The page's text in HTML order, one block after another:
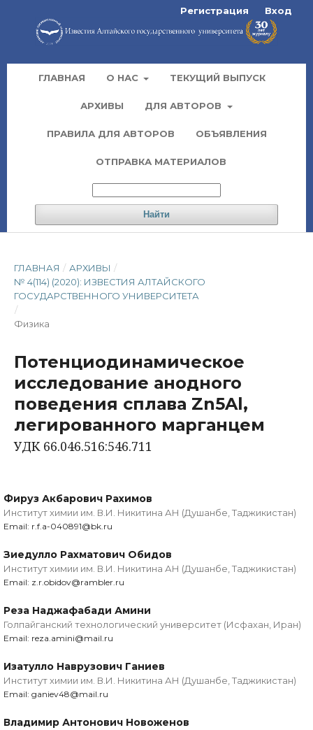
ГЛАВНАЯ О НАС ТЕКУЩИЙ ВЫПУСК
АРХИВЫ ДЛЯ АВТОРОВ
ПРАВИЛА ДЛЯ АВТОРОВ ОБЪЯВЛЕНИЯ
ОТПРАВКА МАТЕРИАЛОВ
Найти
Регистрация Вход
ГЛАВНАЯ / АРХИВЫ /
№ 4(114) (2020): ИЗВЕСТИЯ АЛТАЙСКОГО
ГОСУДАРСТВЕННОГО УНИВЕРСИТЕТА
/
Физика
Потенциодинамическое
исследование анодного
поведения сплава Zn5Al,
легированного марганцем
УДК 66.046.516:546.711
Фируз Акбарович Рахимов
Институт химии им. В.И. Никитина АН (Душанбе, Таджикистан)
Email: r.f.a-040891@bk.ru
Зиедулло Рахматович Обидов
Институт химии им. В.И. Никитина АН (Душанбе, Таджикистан)
Email: z.r.obidov@rambler.ru
Реза Наджафабади Амини
Голпайганский технологический университет (Исфахан, Иран)
Email: reza.amini@mail.ru
Изатулло Наврузович Ганиев
Институт химии им. В.И. Никитина АН (Душанбе, Таджикистан)
Email: ganiev48@mail.ru
Владимир Антонович Новоженов